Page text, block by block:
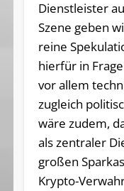
Dienstleister
Szene geben
reine
hierfür in
vor allem
zugleich
wäre zudem,
als zentraler
großen
Krypto-